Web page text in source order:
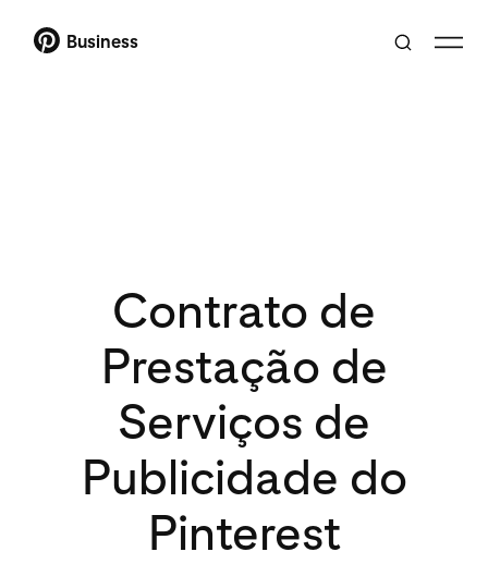
Business
Contrato de
Prestação de
Serviços de
Publicidade do
Pinterest